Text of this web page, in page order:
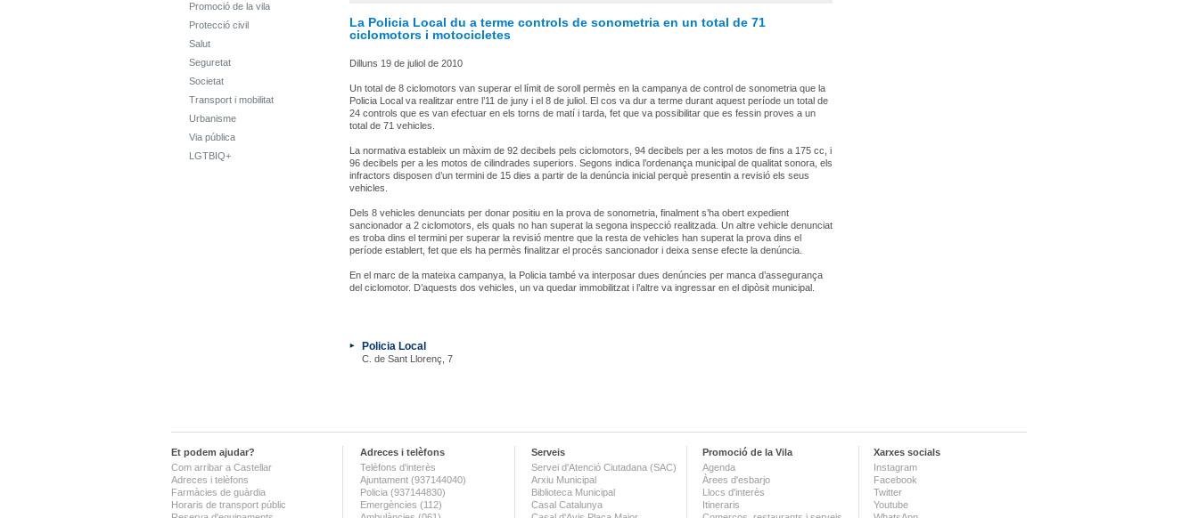
Promoció de la vila
Protecció civil
Salut
Seguretat
Societat
Transport i mobilitat
Urbanisme
Via pública
LGTBIQ+
La Policia Local du a terme controls de sonometria en un total de 71
ciclomotors i motocicletes
Dilluns 19 de juliol de 2010
Un total de 8 ciclomotors van superar el límit de soroll permès en la campanya de control de sonometria que la
Policia Local va realitzar entre l’11 de juny i el 8 de juliol. El cos va dur a terme durant aquest període un total de
24 controls que es van efectuar en els torns de matí i tarda, fet que va possibilitar que es fessin proves a un
total de 71 vehicles.
La normativa estableix un màxim de 92 decibels pels ciclomotors, 94 decibels per a les motos de fins a 175 cc, i
96 decibels per a les motos de cilindrades superiors. Segons indica l’ordenança municipal de qualitat sonora, els
infractors disposen d’un termini de 15 dies a partir de la denúncia inicial perquè presentin a revisió els seus
vehicles.
Dels 8 vehicles denunciats per donar positiu en la prova de sonometria, finalment s’ha obert expedient
sancionador a 2 ciclomotors, els quals no han superat la segona inspecció realitzada. Un altre vehicle denunciat
es troba dins el termini per superar la revisió mentre que la resta de vehicles han superat la prova dins el
període establert, fet que els ha permès finalitzar el procés sancionador i deixa sense efecte la denúncia.
En el marc de la mateixa campanya, la Policia també va interposar dues denúncies per manca d’assegurança
del ciclomotor. D’aquests dos vehicles, un va quedar immobilitzat i l’altre va ingressar en el dipòsit municipal.
Policia Local
C. de Sant Llorenç, 7
Et podem ajudar?
Com arribar a Castellar
Adreces i telèfons
Farmàcies de guàrdia
Horaris de transport públic
Adreces i telèfons
Telèfons d'interès
Ajuntament (937144040)
Policia (937144830)
Emergències (112)
Serveis
Servei d'Atenció Ciutadana (SAC)
Arxiu Municipal
Biblioteca Municipal
Casal Catalunya
Promoció de la Vila
Agenda
Àrees d'esbarjo
Llocs d'interès
Itineraris
Xarxes socials
Instagram
Facebook
Twitter
Youtube